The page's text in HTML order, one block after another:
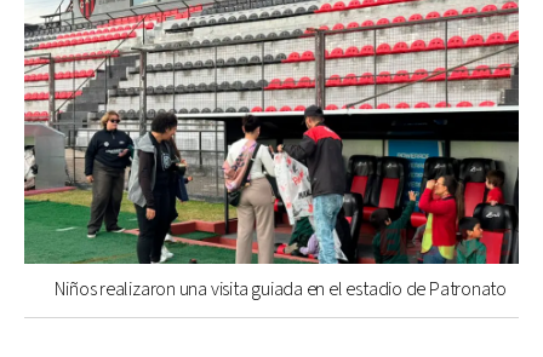
Niños realizaron una visita guiada en el estadio de Patronato